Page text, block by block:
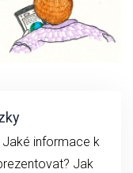
Jaké informace k
Jak